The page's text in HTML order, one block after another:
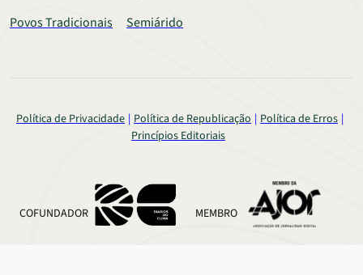
Povos Tradicionais
Semiárido
Política de Privacidade Política de Republicação Política de Erros
Princípios Editoriais
COFUNDADOR MEMBRO